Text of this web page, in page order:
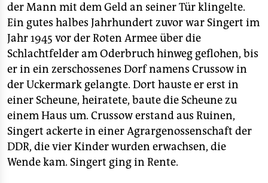
der Mann mit dem Geld an seiner Tür klingelte.
Ein gutes halbes Jahrhundert zuvor war Singert im
Jahr 1945 vor der Roten Armee über die
Schlachtfelder am Oderbruch hinweg geflohen, bis
er in ein zerschossenes Dorf namens Crussow in
der Uckermark gelangte. Dort hauste er erst in
einer Scheune, heiratete, baute die Scheune zu
einem Haus um. Crussow erstand aus Ruinen,
Singert ackerte in einer Agrargenossenschaft der
DDR, die vier Kinder wurden erwachsen, die
Wende kam. Singert ging in Rente.